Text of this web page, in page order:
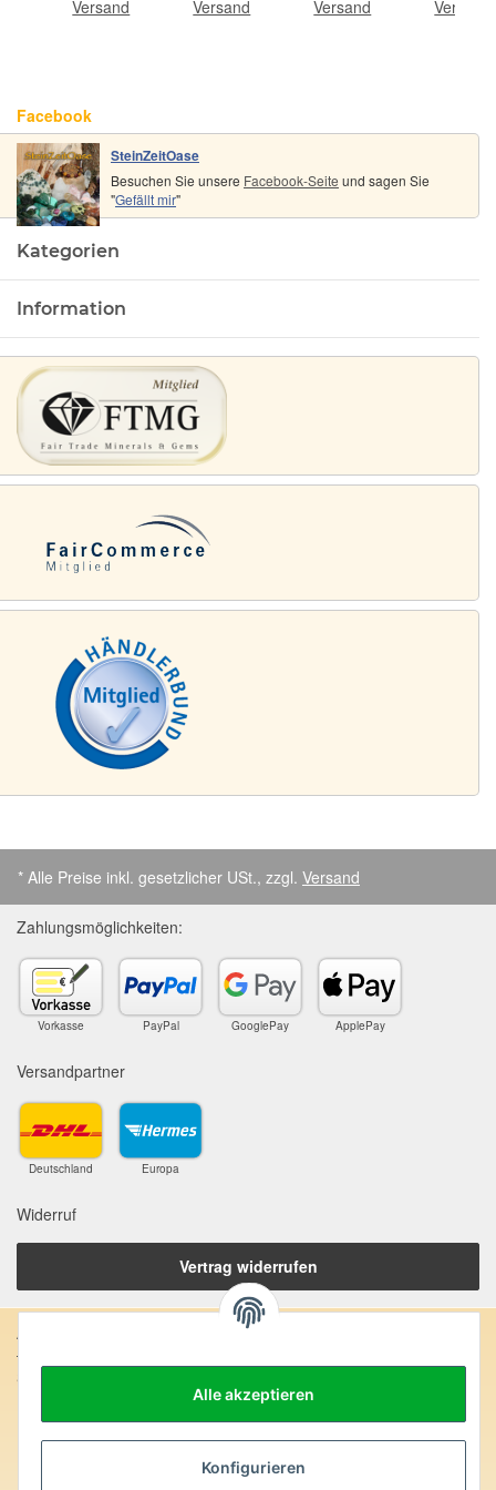
Alle akzeptieren
Konfigurieren
Versand
Versand
Versand
Versand
Facebook
SteinZeitOase
Besuchen Sie unsere Facebook-Seite und sagen Sie
"Gefällt mir"
Kategorien
Information
* Alle Preise inkl. gesetzlicher USt., zzgl. Versand
Zahlungsmöglichkeiten:
Vorkasse PayPal GooglePay ApplePay
Versandpartner
Deutschland Europa
Widerruf
Vertrag widerrufen
Anschrift:
SteinZeitOase
Uhlandstr. 7
D-75391 Gechingen